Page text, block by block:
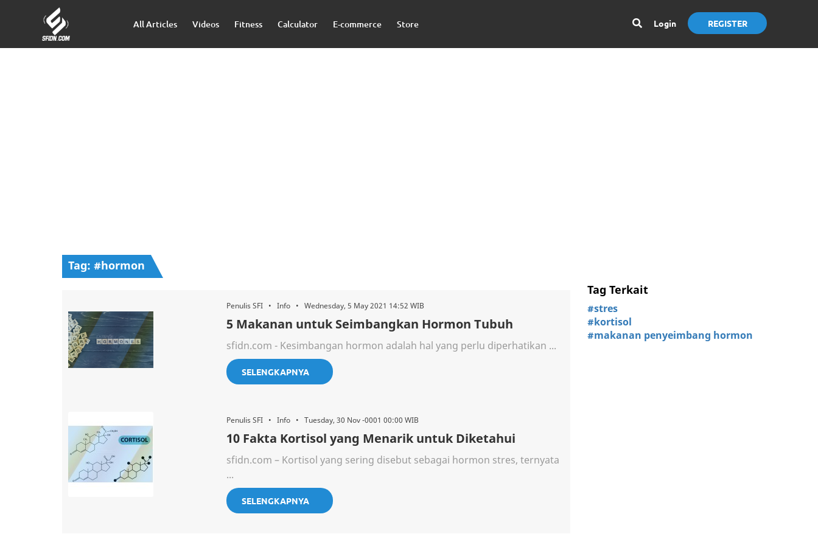
All Articles Videos Fitness Calculator E-commerce Store Login REGISTER
Tag: #hormon
Penulis SFI • Info • Wednesday, 5 May 2021 14:52 WIB
5 Makanan untuk Seimbangkan Hormon Tubuh
sfidn.com - Kesimbangan hormon adalah hal yang perlu diperhatikan ...
SELENGKAPNYA
Penulis SFI • Info • Tuesday, 30 Nov -0001 00:00 WIB
10 Fakta Kortisol yang Menarik untuk Diketahui
sfidn.com – Kortisol yang sering disebut sebagai hormon stres, ternyata
...
SELENGKAPNYA
Tag Terkait
#stres
#kortisol
#makanan penyeimbang hormon